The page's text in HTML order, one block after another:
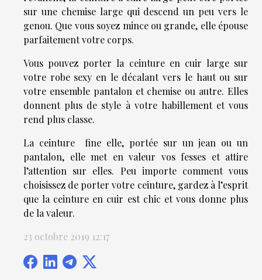
sur une chemise large qui descend un peu vers le
genou. Que vous soyez mince ou grande, elle épouse
parfaitement votre corps.
Vous pouvez porter la ceinture en cuir large sur
votre robe sexy en le décalant vers le haut ou sur
votre ensemble pantalon et chemise ou autre. Elles
donnent plus de style à votre habillement et vous
rend plus classe.
La ceinture fine elle, portée sur un jean ou un
pantalon, elle met en valeur vos fesses et attire
l’attention sur elles. Peu importe comment vous
choisissez de porter votre ceinture, gardez à l’esprit
que la ceinture en cuir est chic et vous donne plus
de la valeur.
23 octobre 2019 12:17